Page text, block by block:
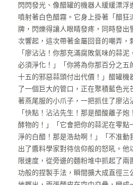
閃閃發光、像醋罐的機器人緩緩漂浮
噴射著白色醋霧。它身上掛著「醋狂
牌，閃爍得讓人眼睛發疼，同時發出
次響起，這次帶著金屬回音的嘲弄，
「廖沾沾！你那充滿腐敗氣味的蒜泥
必須淨化！」「你將為你那百分之五
十五的邪惡蒜頭付出代價！」醋罐機
了一個巨大的管口，正在聚積藍色
著燕尾服的小爪子，一把抓住了廖沾
「快點！沾沾先生！那是醋酸離子
酵物的！」「它會把你的蒜泥在零點
淨的白醋！那是浩劫啊！」「不准動
出了醬料學家對待信仰般的怒吼。他
限速度，從旁邊的麵粉堆中抓起了兩
功般的捏製手法，瞬間擴大成直徑三